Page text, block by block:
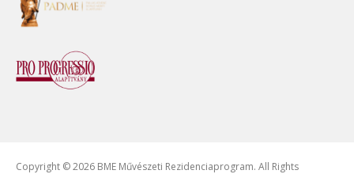
Copyright © 2026 BME Művészeti Rezidenciaprogram. All Rights